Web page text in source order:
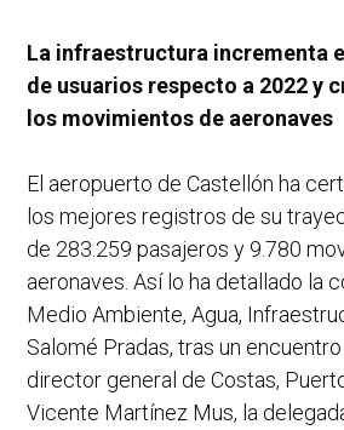
La infraestructura incrementa
de usuarios respecto a 2022 y
los movimientos de aeronaves
El aeropuerto de Castellón ha
los mejores registros de su
de 283.259 pasajeros y 9.780
aeronaves. Así lo ha detallado la
Medio Ambiente, Agua,
Salomé Pradas, tras un
director general de Costas,
Vicente Martínez Mus, la